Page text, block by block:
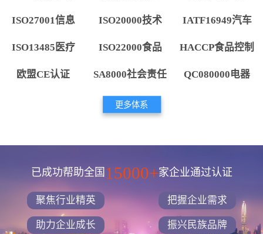
ISO27001信息 ISO20000技术 IATF16949汽车
ISO13485医疗 ISO22000食品 HACCP食品控制
欧盟CE认证 SA8000社会责任 QC080000电器
更多体系
已成功帮助全国 15000+家企业通过认证
聚焦行业精英 把握企业需求
助力企业成长 振兴民族品牌